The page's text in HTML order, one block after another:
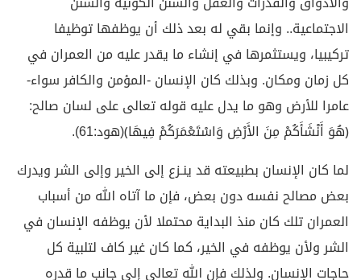
الاجتماعية.. وإنما بقي له بعد ذلك أن يوظفها توظيفا
تركيبيا، ويستثمرها في إنشاء ما يقدر عليه من العمران في
كل زمان ومكان. وبذلك كان الإنسان -المؤمن والكافر سواء-
عامرا للأرض وهو ما يدل عليه قوله تعالى على لسان صالح:
﴿هُوَ أَنْشَأَكُمْ مِنَ الأَرْضِ وَاسْتَعْمَرَكُمْ فِيهَا﴾(هود:61).
لما كان الإنسان بطبيعته قد ينـزع إلى الخير وإلى الشر ويدرك
بعض مصالح نفسه دون بعض، فإن ما آتاه الله من أسباب
العمران تلك كان منذ البداية محتملا لأن يوظفه الإنسان في
الشر ولأن يوظفه في الخير، كما كان غير كاف لتلبية كل
حاجات الإنسان. ولذلك فإن الله تعالى إلى جانب ما قدره